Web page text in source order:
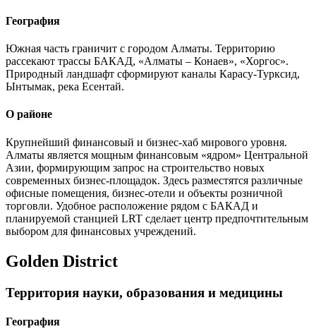
География
Южная часть граничит с городом Алматы. Территорию
рассекают трассы БАКАД, «Алматы – Конаев», «Хоргос».
Природный ландшафт сформируют каналы Карасу-Турксид,
Ынтымак, река Есентай.
О районе
Крупнейший финансовый и бизнес-хаб мирового уровня.
Алматы является мощным финансовым «ядром» Центральной
Азии, формирующим запрос на строительство новых
современных бизнес-площадок. Здесь разместятся различные
офисные помещения, бизнес-отели и объекты розничной
торговли. Удобное расположение рядом с БАКАД и
планируемой станцией LRT сделает центр предпочтительным
выбором для финансовых учреждений.
Golden District
Территория науки, образования и медицины
География